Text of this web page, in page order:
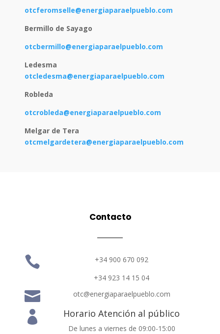
otcferomselle@energiaparaelpueblo.com
Bermillo de Sayago
otcbermillo@energiaparaelpueblo.com
Ledesma
otcledesma@energiaparaelpueblo.com
Robleda
otcrobleda@energiaparaelpueblo.com
Melgar de Tera
otcmelgardetera@energiaparaelpueblo.com
Contacto

+34 900 670 092
+34 923 14 15 04
 otc@energiaparaelpueblo.com
 Horario Atención al público
De lunes a viernes de 09:00-15:00